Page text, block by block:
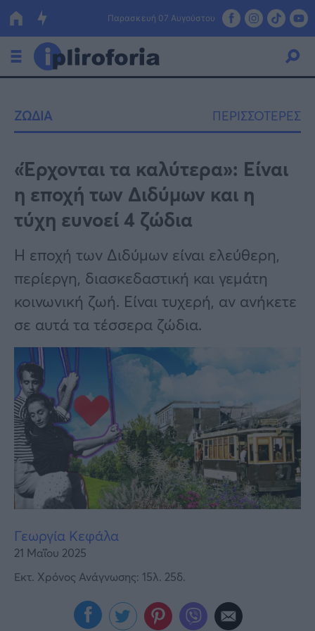
Παρασκευή 07 Αυγούστου
Οικονομία
Πολιτική
Τράπεζες
Επιδοτήσεις
ΕΣΠΑ
Κόσμος
Lifestyle
Αθλητικά
Υγεία
Γυναίκα
Καιρός
ΖΩΔΙΑ ΠΕΡΙΣΣΟΤΕΡΕΣ
«Έρχονται τα καλύτερα»: Είναι
η εποχή των Διδύμων και η
τύχη ευνοεί 4 ζώδια
Η εποχή των Διδύμων είναι ελεύθερη,
περίεργη, διασκεδαστική και γεμάτη
κοινωνική ζωή. Είναι τυχερή, αν ανήκετε
σε αυτά τα τέσσερα ζώδια.
Γεωργία Κεφάλα
21 Μαΐου 2025
Εκτ. Χρόνος Ανάγνωσης: 15λ. 25δ.